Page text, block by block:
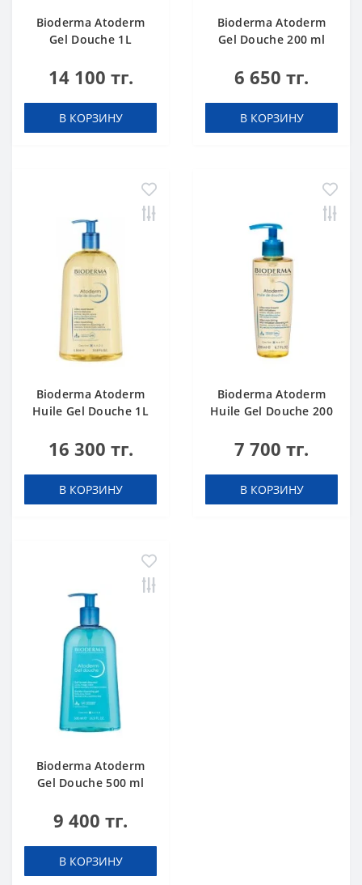
Bioderma Atoderm
Gel Douche 1L
14 100 тг.
В КОРЗИНУ
Bioderma Atoderm
Gel Douche 200 ml
6 650 тг.
В КОРЗИНУ
Bioderma Atoderm
Huile Gel Douche 1L
16 300 тг.
В КОРЗИНУ
Bioderma Atoderm
Huile Gel Douche 200
7 700 тг.
В КОРЗИНУ
Bioderma Atoderm
Gel Douche 500 ml
9 400 тг.
В КОРЗИНУ